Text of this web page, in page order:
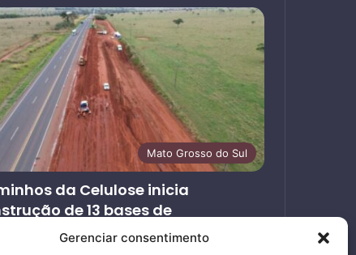
Gerenciar consentimento
Mato Grosso do Sul
da Celulose inicia
de 13 bases de
ao usuário nas rodovias